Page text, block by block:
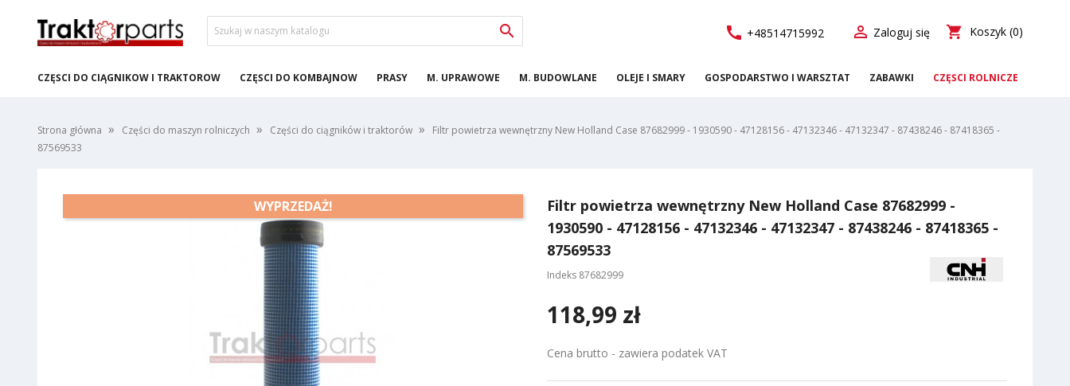
 call +48514715992  Zaloguj się shopping_cart Koszyk (0)
CZĘŚCI DO CIĄGNIKÓW I TRAKTORÓW CZĘŚCI DO KOMBAJNÓW PRASY M. UPRAWOWE M. BUDOWLANE OLEJE I SMARY GOSPODARSTWO I WARSZTAT ZABAWKI CZĘŚCI ROLNICZE
Strona główna Części do maszyn rolniczych Części do ciągników i traktorów
Filtr powietrza wewnętrzny New Holland Case 87682999 - 1930590 - 47128156 - 47132346 - 47132347 - 87438246 - 87418365 -
87569533
WYPRZEDAŻ!
Filtr powietrza wewnętrzny New Holland Case 87682999 -
1930590 - 47128156 - 47132346 - 47132347 - 87438246 - 87418365 -
87569533
Indeks 87682999
118,99 zł
Cena brutto - zawiera podatek VAT